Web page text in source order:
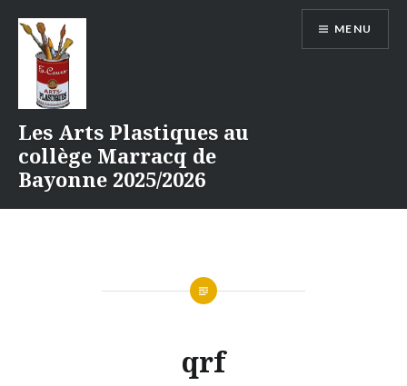
contenu
Les Arts Plastiques au
collège Marracq de
Bayonne 2025/2026
MENU
qrf